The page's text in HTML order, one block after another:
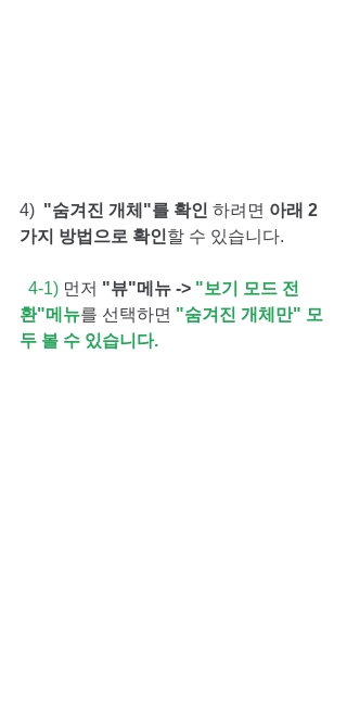
4) "숨겨진 개체"를 확인 하려면 아래 2
가지 방법으로 확인할 수 있습니다.
  4-1)
먼저 "뷰"메뉴 -> "보기 모드 전
환"메뉴를 선택하면 "숨겨진 개체만" 모
두 볼 수 있습니다.